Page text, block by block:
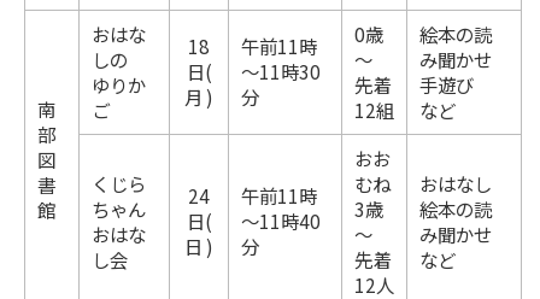
南
部
図
書
館
おはな
しの
ゆりか
ご
18
日(
月 )
午前11時
～11時30
分
0歳
～
先着
12組
絵本の読
み聞かせ
手遊び
など
くじら
ちゃん
おはな
し会
24
日(
日 )
午前11時
～11時40
分
おお
むね
3歳
～
先着
12人
おはなし
絵本の読
み聞かせ
など